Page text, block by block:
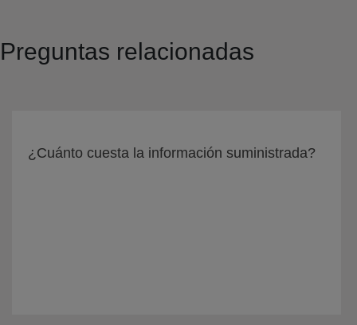
Preguntas relacionadas
¿Cuánto cuesta la información suministrada?